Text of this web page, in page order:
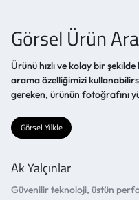
Görsel Ürün
Ürünü hızlı ve kolay bir
arama özelliğimizi
gereken, ürünün fotoğrafını
Görsel Yükle
Ak Yalçınlar
Güvenilir teknoloji, üstün